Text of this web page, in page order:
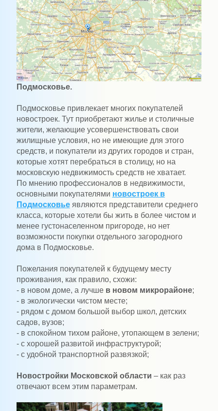
Подмосковье.
Подмосковье привлекает многих покупателей
новостроек. Тут приобретают жилье и столичные
жители, желающие усовершенствовать свои
жилищные условия, но не имеющие для этого
средств, и покупатели из других городов и стран,
которые хотят перебраться в столицу, но на
московскую недвижимость средств не хватает.
По мнению профессионалов в недвижимости,
основными покупателями новостроек в
Подмосковьеявляются представители среднего
класса, которые хотели бы жить в более чистом и
менее густонаселенном пригороде, но нет
возможности покупки отдельного загородного
дома в Подмосковье.
Пожелания покупателей к будущему месту
проживания, как правило, схожи:
- в новом доме, а лучше в новом микрорайоне;
- в экологически чистом месте;
- рядом с домом большой выбор школ, детских
садов, вузов;
- в спокойном тихом районе, утопающем в зелени;
- с хорошей развитой инфраструктурой;
- с удобной транспортной развязкой;
Новостройки Московской области – как раз
отвечают всем этим параметрам.